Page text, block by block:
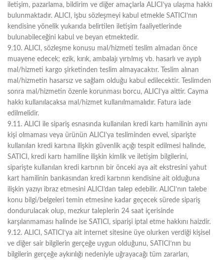
iletişim, pazarlama, bildirim ve diğer amaçlarla ALICI’ya ulaşma hakkı
bulunmaktadır. ALICI, işbu sözleşmeyi kabul etmekle SATICI’nın
kendisine yönelik yukarıda belirtilen iletişim faaliyetlerinde
bulunabileceğini kabul ve beyan etmektedir.
9.10. ALICI, sözleşme konusu mal/hizmeti teslim almadan önce
muayene edecek; ezik, kırık, ambalajı yırtılmış vb. hasarlı ve ayıplı
mal/hizmeti kargo şirketinden teslim almayacaktır. Teslim alınan
mal/hizmetin hasarsız ve sağlam olduğu kabul edilecektir. Teslimden
sonra mal/hizmetin özenle korunması borcu, ALICI’ya aittir. Cayma
hakkı kullanılacaksa mal/hizmet kullanılmamalıdır. Fatura iade
edilmelidir.
9.11. ALICI ile sipariş esnasında kullanılan kredi kartı hamilinin aynı
kişi olmaması veya ürünün ALICI’ya tesliminden evvel, siparişte
kullanılan kredi kartına ilişkin güvenlik açığı tespit edilmesi halinde,
SATICI, kredi kartı hamiline ilişkin kimlik ve iletişim bilgilerini,
siparişte kullanılan kredi kartının bir önceki aya ait ekstresini yahut
kart hamilinin bankasından kredi kartının kendisine ait olduğuna
ilişkin yazıyı ibraz etmesini ALICI’dan talep edebilir. ALICI’nın talebe
konu bilgi/belgeleri temin etmesine kadar geçecek sürede sipariş
dondurulacak olup, mezkur taleplerin 24 saat içerisinde
karşılanmaması halinde ise SATICI, siparişi iptal etme hakkını haizdir.
9.12. ALICI, SATICI’ya ait internet sitesine üye olurken verdiği kişisel
ve diğer sair bilgilerin gerçeğe uygun olduğunu, SATICI’nın bu
bilgilerin gerçeğe aykırılığı nedeniyle uğrayacağı tüm zararları,